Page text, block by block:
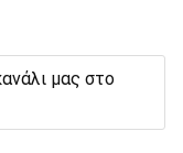
μας στο